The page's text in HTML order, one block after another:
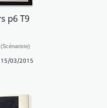
p6 T9
(Scénariste)
03/2015